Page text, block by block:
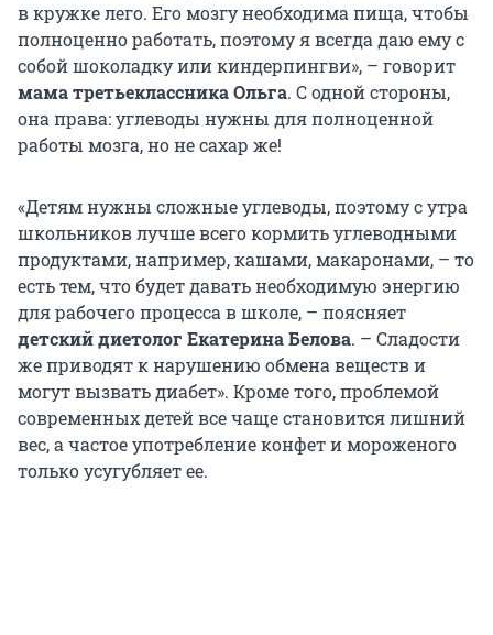
в кружке лего. Его мозгу необходима пища, чтобы
полноценно работать, поэтому я всегда даю ему с
собой шоколадку или киндерпингви», – говорит
мама третьеклассника Ольга. С одной стороны,
она права: углеводы нужны для полноценной
работы мозга, но не сахар же!
«Детям нужны сложные углеводы, поэтому с утра
школьников лучше всего кормить углеводными
продуктами, например, кашами, макаронами, – то
есть тем, что будет давать необходимую энергию
для рабочего процесса в школе, – поясняет
детский диетолог Екатерина Белова. – Сладости
же приводят к нарушению обмена веществ и
могут вызвать диабет». Кроме того, проблемой
современных детей все чаще становится лишний
вес, а частое употребление конфет и мороженого
только усугубляет ее.